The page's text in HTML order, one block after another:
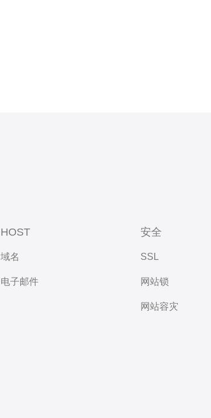
HOST
域名
电子邮件
安全
SSL
网站锁
网站容灾